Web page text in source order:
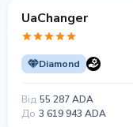
UaChanger
Diamond
Від 55 287 ADA
До 3 619 943 ADA